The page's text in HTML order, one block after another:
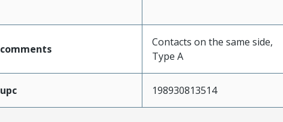
comments
Contacts on the same side,
Type A
upc 198930813514